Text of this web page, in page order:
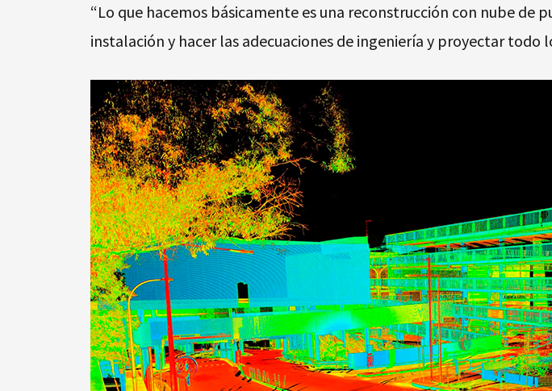
“Lo que hacemos básicamente es una reconstrucción con nube de
instalación y hacer las adecuaciones de ingeniería y proyectar todo